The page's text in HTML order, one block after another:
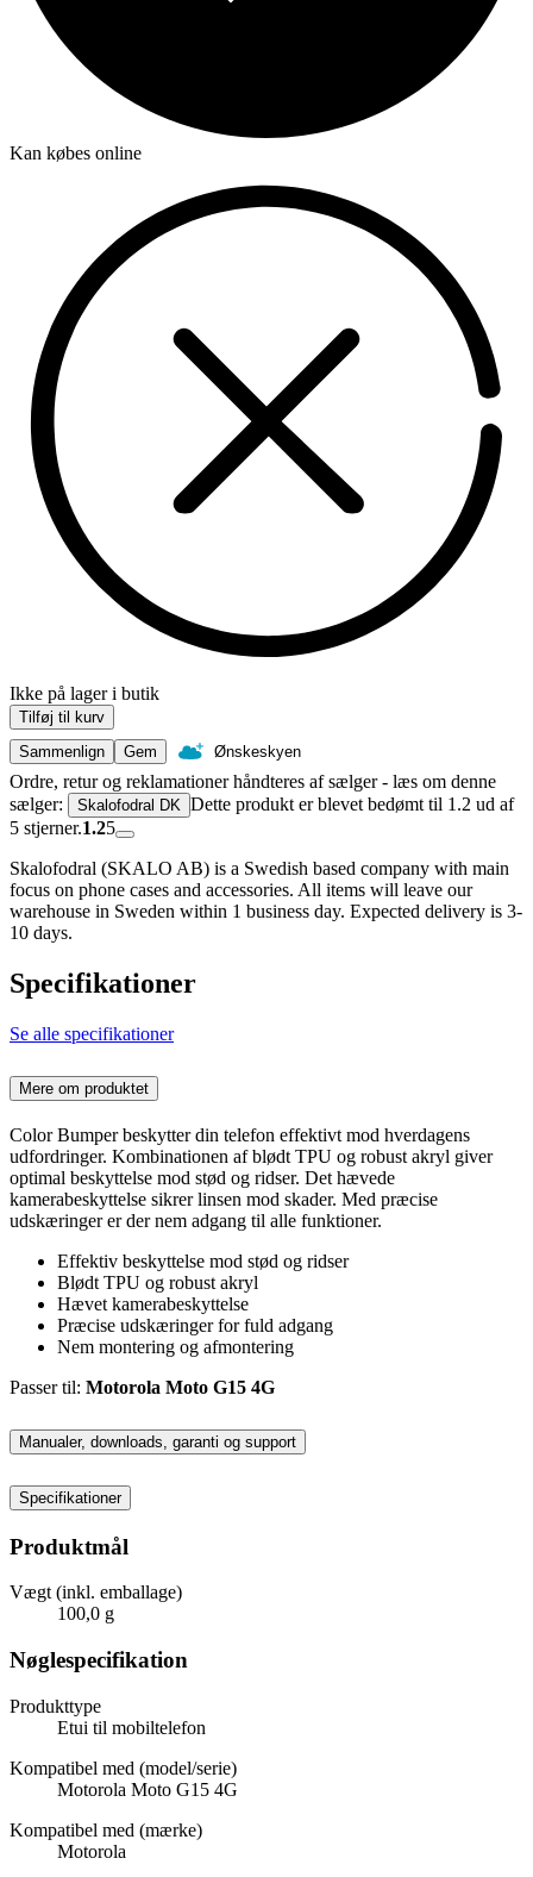
Kan købes online
Ikke på lager i butik
Tilføj til kurv
Sammenlign
Gem Ønskeskyen
Ordre, retur og reklamationer håndteres af sælger - læs om denne
sælger:
Skalofodral DK Dette produkt er blevet bedømt til 1.2 ud af
5 stjerner.1.25
Skalofodral (SKALO AB) is a Swedish based company with main
focus on phone cases and accessories. All items will leave our
warehouse in Sweden within 1 business day. Expected delivery is 3-
10 days.
Specifikationer
Se alle specifikationer
Mere om produktet
Color Bumper beskytter din telefon effektivt mod hverdagens
udfordringer. Kombinationen af blødt TPU og robust akryl giver
optimal beskyttelse mod stød og ridser. Det hævede
kamerabeskyttelse sikrer linsen mod skader. Med præcise
udskæringer er der nem adgang til alle funktioner.
Effektiv beskyttelse mod stød og ridser
Blødt TPU og robust akryl
Hævet kamerabeskyttelse
Præcise udskæringer for fuld adgang
Nem montering og afmontering
Passer til: Motorola Moto G15 4G
Manualer, downloads, garanti og support
Specifikationer
Produktmål
Vægt (inkl. emballage)
100,0 g
Nøglespecifikation
Produkttype
Etui til mobiltelefon
Kompatibel med (model/serie)
Motorola Moto G15 4G
Kompatibel med (mærke)
Motorola